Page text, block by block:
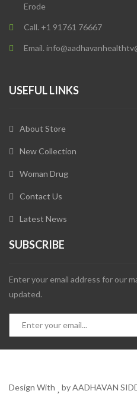
Erode
Call. +1 91761 76667
Email.
USEFUL LINKS
About Store
New Collection
Woman Drug
Contact Us
Latest News
SUBSCRIBE
Enter your email address for our
updated.
Design With by AADHAVAN